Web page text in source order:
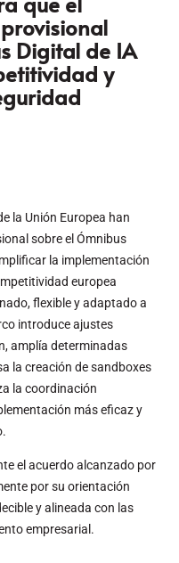
Digital de IA
y
la Unión Europea han
sobre el Ómnibus
la implementación
europea
flexible y adaptado a
introduce ajustes
amplía determinadas
la creación de sandboxes
la coordinación
más eficaz y
el acuerdo alcanzado por
por su orientación
y alineada con las
empresarial.